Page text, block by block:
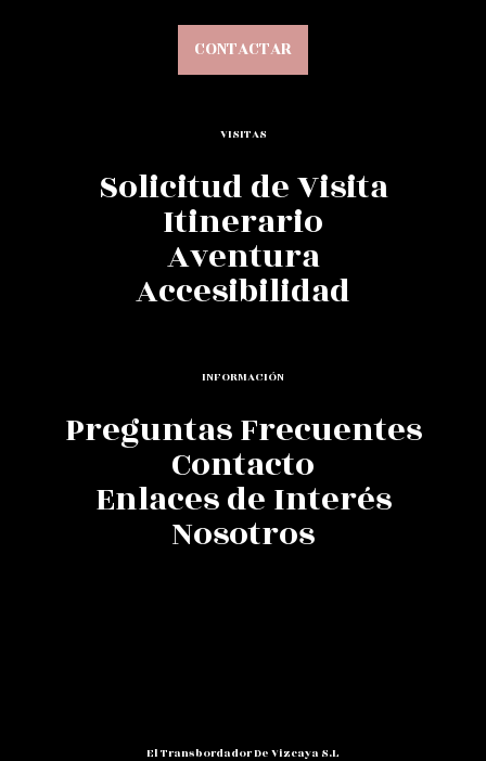
CONTACTAR
VISITAS
Solicitud de Visita
Itinerario
Aventura
Accesibilidad
INFORMACIÓN
Preguntas Frecuentes
Contacto
Enlaces de Interés
Nosotros
El Transbordador De Vizcaya S.L